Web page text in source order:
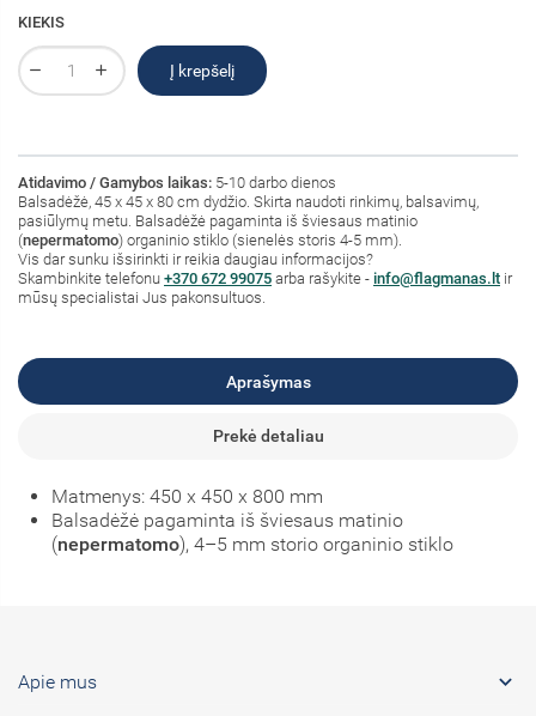
KIEKIS
Į krepšelį
Atidavimo / Gamybos laikas: 5-10 darbo dienos
Balsadėžė, 45 x 45 x 80 cm dydžio. Skirta naudoti rinkimų, balsavimų,
pasiūlymų metu. Balsadėžė pagaminta iš šviesaus matinio
(nepermatomo) organinio stiklo (sienelės storis 4-5 mm).
Vis dar sunku išsirinkti ir reikia daugiau informacijos?
Skambinkite telefonu +370 672 99075 arba rašykite - info@flagmanas.lt ir
mūsų specialistai Jus pakonsultuos.
Aprašymas
Prekė detaliau
Matmenys: 450 x 450 x 800 mm
Balsadėžė pagaminta iš šviesaus matinio
(nepermatomo), 4–5 mm storio organinio stiklo
Apie mus 